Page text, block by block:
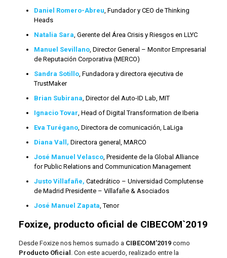
Daniel Romero-Abreu, Fundador y CEO de Thinking
Heads
Natalia Sara, Gerente del Área Crisis y Riesgos en LLYC
Manuel Sevillano, Director General – Monitor Empresarial
de Reputación Corporativa (MERCO)
Sandra Sotillo, Fundadora y directora ejecutiva de
TrustMaker
Brian Subirana, Director del Auto-ID Lab, MIT
Ignacio Tovar, Head of Digital Transformation de Iberia
Eva Turégano, Directora de comunicación, LaLiga
Diana Vall, Directora general, MARCO
José Manuel Velasco, Presidente de la Global Alliance
for Public Relations and Communication Management
Justo Villafañe, Catedrático – Universidad Complutense
de Madrid Presidente – Villafañe & Asociados
José Manuel Zapata, Tenor
Foxize, producto oficial de CIBECOM`2019
Desde Foxize nos hemos sumado a CIBECOM’2019 como
Producto Oficial . Con este acuerdo, realizado entre la